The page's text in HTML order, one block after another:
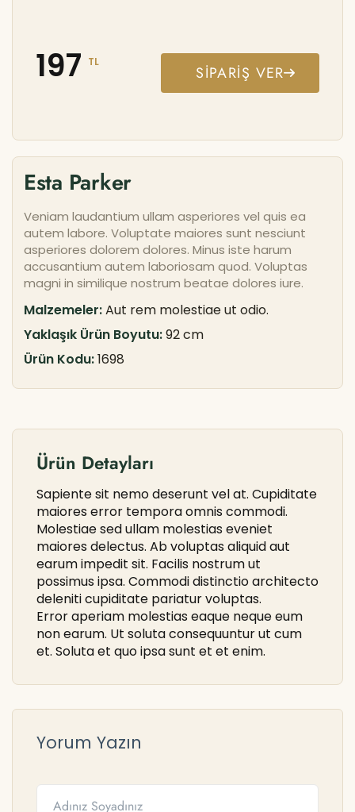
Esta Parker
Veniam laudantium ullam asperiores vel quis ea
autem labore. Voluptate maiores sunt nesciunt
asperiores dolorem dolores. Minus iste harum
accusantium autem laboriosam quod. Voluptas
magni in similique nostrum beatae dolores iure.
Malzemeler:Aut rem molestiae ut odio.
Yaklaşık Ürün Boyutu:92 cm
Ürün Kodu:1698
197 TL
SIPARIŞ VER
Ürün Detayları
Sapiente sit nemo deserunt vel at. Cupiditate
maiores error tempora omnis commodi.
Molestiae sed ullam molestias eveniet
maiores delectus. Ab voluptas aliquid aut
earum impedit sit. Facilis nostrum ut
possimus ipsa. Commodi distinctio architecto
deleniti cupiditate pariatur voluptas.
Error aperiam molestias eaque neque eum
non earum. Ut soluta consequuntur ut cum
et. Soluta et quo ipsa sunt et et enim.
Yorum Yazın